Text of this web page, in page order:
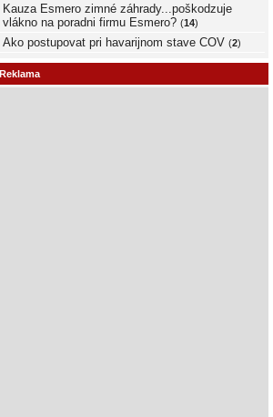
Kauza Esmero zimné záhrady...poškodzuje
vlákno na poradni firmu Esmero? (14)
Ako postupovat pri havarijnom stave COV (2)
Reklama